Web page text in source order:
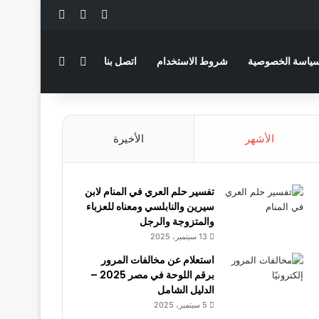
فيسبوك
الخصوصية شروط الاستخدام اتصل بنا الوضع المظلم
الأشهر الأخيرة
تفسير حلم العري في المنام لابن
سيرين والنابلسي ومعناه للعزباء
والمتزوجة والرجل
13 سبتمبر، 2025
استعلام عن مخالفات المرور
برقم اللوحة في مصر 2025 –
الدليل الشامل
5 سبتمبر، 2025